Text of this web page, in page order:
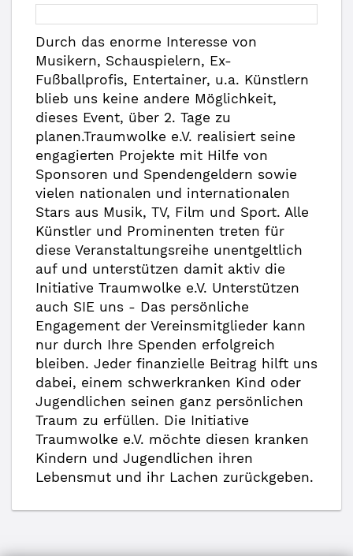
Durch das enorme Interesse von
Musikern, Schauspielern, Ex-
Fußballprofis, Entertainer, u.a. Künstlern
blieb uns keine andere Möglichkeit,
dieses Event, über 2. Tage zu
planen.Traumwolke e.V. realisiert seine
engagierten Projekte mit Hilfe von
Sponsoren und Spendengeldern sowie
vielen nationalen und internationalen
Stars aus Musik, TV, Film und Sport. Alle
Künstler und Prominenten treten für
diese Veranstaltungsreihe unentgeltlich
auf und unterstützen damit aktiv die
Initiative Traumwolke e.V. Unterstützen
auch SIE uns - Das persönliche
Engagement der Vereinsmitglieder kann
nur durch Ihre Spenden erfolgreich
bleiben. Jeder finanzielle Beitrag hilft uns
dabei, einem schwerkranken Kind oder
Jugendlichen seinen ganz persönlichen
Traum zu erfüllen. Die Initiative
Traumwolke e.V. möchte diesen kranken
Kindern und Jugendlichen ihren
Lebensmut und ihr Lachen zurückgeben.